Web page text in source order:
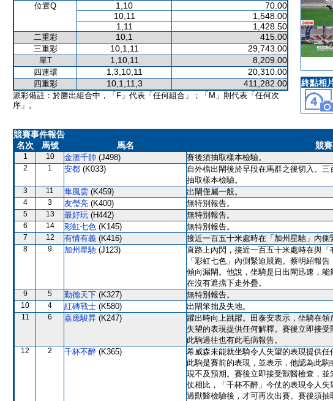
位置Q 1,10
70.00
10,11
1,548.00
1,11
1,428.50
二重彩 10,1 415.00
三重彩 10,1,11 29,743.00
單T 1,10,11 8,209.00
四連環 1,3,10,11 20,310.00
四重彩 10,1,11,3 411,282.00
派彩備註：於勝出組合中，「F」代表「任何組合」；「M」則代表「任何次
序」。
終點相
競賽事件報告
名次
馬號 馬名 競
1 10 金滙千帥 (J498) 賽後須抽取樣本檢驗。
2 1 安都 (K033)
自外檔出閘後於早段在馬群之後切入。
抽取樣本檢驗。
3 11 隼風雲 (K459) 出閘僅屬一般。
4 3 友瑩亮 (K400) 無特別報告。
5 13 最好玩 (H442) 無特別報告。
6 14 彩虹七色 (K145) 無特別報告。
7 12 有情有義 (K416) 接近一百五十米處時在「加州星馳」內側
8 9 加州星馳 (J123)
直路上內閃，接近一百五十米處時在與
「彩虹七色」內側緊迫競跑。蔡明紹報
傾向漏閘。他說，坐騎是日出閘迅速，
在沒有遮擋下走外疊。
9 5 勤德天下 (K327) 無特別報告。
10 4 紅磚戰士 (K580) 出閘笨拙及失地。
11 6 嘉應駿昇 (K247)
躍出時向上跳躍。田泰安表示，坐騎在
失望的表現提供任何解釋。賽後立即接
此駒過往也有此毛病報告。
12 2 千杯不醉 (K365)
希威森未能就坐騎令人失望的表現提供
此駒是賽前的表現，並表示，他認為此
現不及預期。賽後立即接受獸醫檢查，
仗相比，「千杯不醉」今仗的表現令人
過獸醫檢驗後，才可再次出賽。賽後須抽